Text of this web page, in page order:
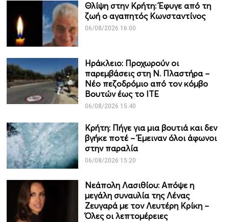
Θλίψη στην Κρήτη: Έφυγε από τη
ζωή ο αγαπητός Κωνσταντίνος
06/08/2026 16:00
Ηράκλειο: Προχωρούν οι
παρεμβάσεις στη Ν. Πλαστήρα –
Νέο πεζοδρόμιο από τον κόμβο
Βουτών έως το ΙΤΕ
06/08/2026 15:40
Κρήτη: Πήγε για μια βουτιά και δεν
βγήκε ποτέ – Έμειναν όλοι άφωνοι
στην παραλία
06/08/2026 15:20
Νεάπολη Λασιθίου: Απόψε η
μεγάλη συναυλία της Λένας
Ζευγαρά με τον Λευτέρη Κρίκη –
Όλες οι λεπτομέρειες